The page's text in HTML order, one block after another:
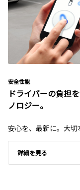
安全性能
ドライバーの負担
ノロジー。
安心を、最新に。大切
詳細を見る